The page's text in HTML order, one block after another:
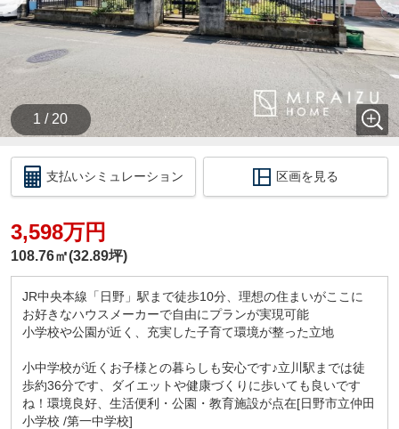
1 / 20
支払いシミュレーション 区画を見る
3,598万円
108.76㎡(32.89坪)
JR中央本線「日野」駅まで徒歩10分、理想の住まいがここに
お好きなハウスメーカーで自由にプランが実現可能
小学校や公園が近く、充実した子育て環境が整った立地
小中学校が近くお子様との暮らしも安心です♪立川駅までは徒
歩約36分です、ダイエットや健康づくりに歩いても良いです
ね！環境良好、生活便利・公園・教育施設が点在[日野市立仲田
小学校 /第一中学校]